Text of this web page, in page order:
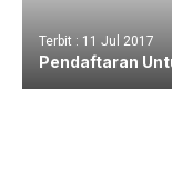
Terbit : 11 Jul 2017
Pendaftaran